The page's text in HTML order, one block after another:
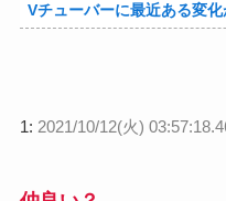
Vチューバーに最近ある変
1: 2021/10/12(火)